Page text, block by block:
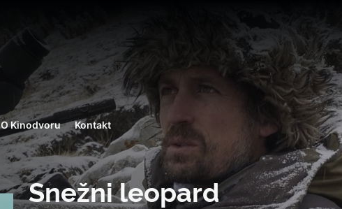
O Kinodvoru Kontakt
Snežni leopard